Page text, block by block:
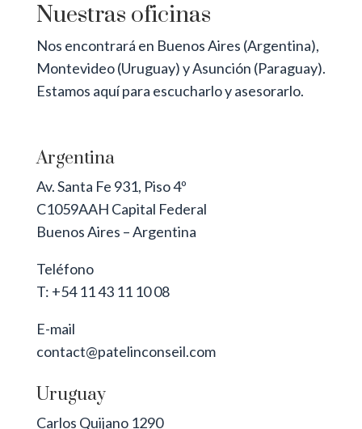
Nuestras oficinas
Nos encontrará en Buenos Aires (Argentina),
Montevideo (Uruguay) y Asunción (Paraguay).
Estamos aquí para escucharlo y asesorarlo.
Argentina
Av. Santa Fe 931, Piso 4º
C1059AAH Capital Federal
Buenos Aires – Argentina
Teléfono
T: +54 11 43 11 10 08
E-mail
contact@patelinconseil.com
Uruguay
Carlos Quijano 1290